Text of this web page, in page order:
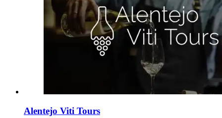
Alentejo Viti Tours